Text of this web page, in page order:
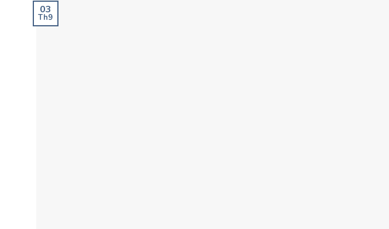
03
Th9